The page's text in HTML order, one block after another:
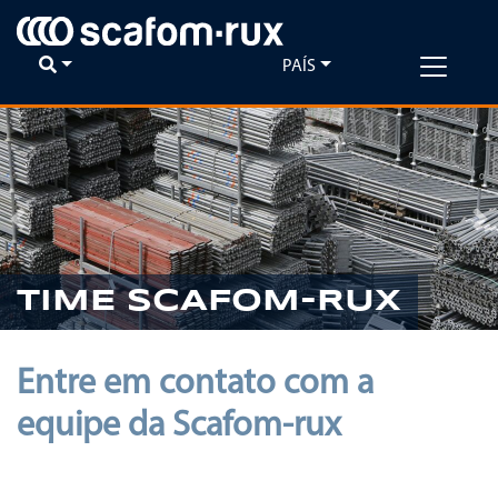
PAÍS
Previous
TIME SCAFOM-RUX
Entre em contato com a
equipe da Scafom-rux